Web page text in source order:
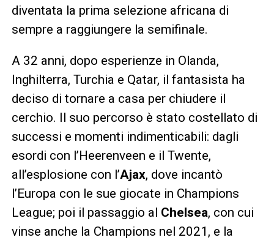
diventata la prima selezione africana di
sempre a raggiungere la semifinale.
A 32 anni, dopo esperienze in Olanda,
Inghilterra, Turchia e Qatar, il fantasista ha
deciso di tornare a casa per chiudere il
cerchio. Il suo percorso è stato costellato di
successi e momenti indimenticabili: dagli
esordi con l’Heerenveen e il Twente,
all’esplosione con l’Ajax, dove incantò
l’Europa con le sue giocate in Champions
League; poi il passaggio al Chelsea, con cui
vinse anche la Champions nel 2021, e la